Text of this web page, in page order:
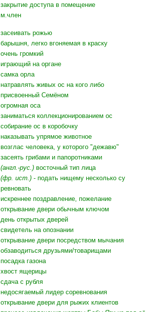
закрытие доступа в помещение
м.член
засеивать рожью
барышня, легко вгоняемая в краску
очень громкий
играющий на органе
самка орла
натравлять живых ос на кого либо
присвоенный Семёном
огромная оса
заниматься коллекционированием ос
собирание ос в коробочку
наказывать упрямое животное
возглас человека, у которого "дежавю"
засеять грибами и папоротниками
(англ.-рус.) восточный тип лица
(фр. ист.) - подать нищему несколько су
ревновать
искреннее поздравление, пожелание
открывание двери обычным ключом
день открытых дверей
свидетель на опознании
открывание двери посредством мычания
обзаводиться друзьями/товарищами
посадка газона
хвост ящерицы
сдача с рубля
недосягаемый лидер соревнования
открывание двери для рыжих клиентов